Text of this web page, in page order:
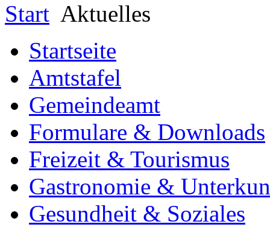
Start Aktuelles
Startseite
Amtstafel
Gemeindeamt
Formulare & Downloads
Freizeit & Tourismus
Gastronomie &
Gesundheit & Soziales